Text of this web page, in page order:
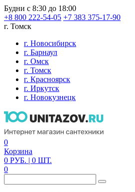
Будни с 8:30 до 18:00
+8 800 222-54-05 +7 383 375-17-90
г. Томск
г. Новосибирск
г. Барнаул
г. Омск
г. Томск
г. Красноярск
г. Иркутск
г. Новокузнецк
0
Корзина
0 РУБ. | 0 ШТ.
0